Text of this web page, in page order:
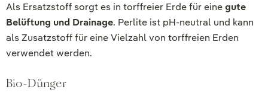
Als Ersatzstoff sorgt es in torffreier Erde für einegute
Belüftung und Drainage. Perlite ist pH-neutral und kann
als Zusatzstoff für eine Vielzahl von torffreien Erden
verwendet werden.
Bio-Dünger